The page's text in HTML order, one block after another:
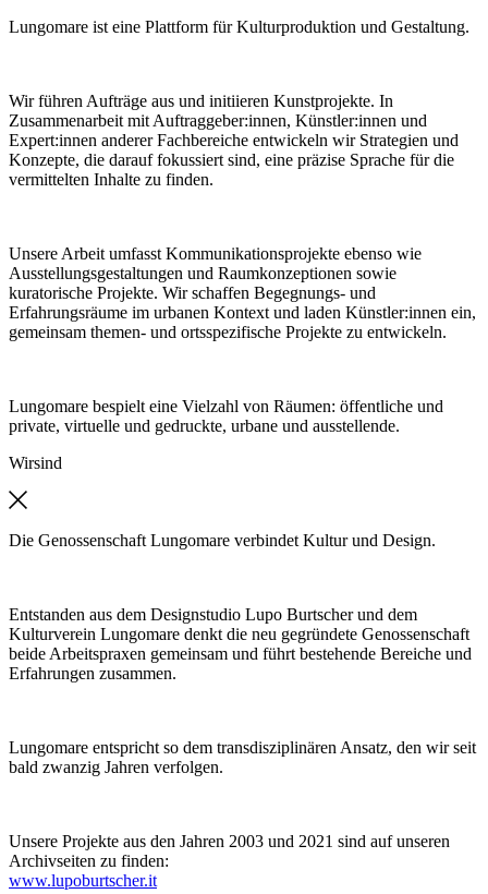
Lungomare ist eine Plattform für Kulturproduktion und Gestaltung.
Wir führen Aufträge aus und initiieren Kunstprojekte. In
Zusammenarbeit mit Auftraggeber:innen, Künstler:innen und
Expert:innen anderer Fachbereiche entwickeln wir Strategien und
Konzepte, die darauf fokussiert sind, eine präzise Sprache für die
vermittelten Inhalte zu finden.
Unsere Arbeit umfasst Kommunikationsprojekte ebenso wie
Ausstellungsgestaltungen und Raumkonzeptionen sowie
kuratorische Projekte. Wir schaffen Begegnungs- und
Erfahrungsräume im urbanen Kontext und laden Künstler:innen ein,
gemeinsam themen- und ortsspezifische Projekte zu entwickeln.
Lungomare bespielt eine Vielzahl von Räumen: öffentliche und
private, virtuelle und gedruckte, urbane und ausstellende.
Wirsind
Die Genossenschaft Lungomare verbindet Kultur und Design.
Entstanden aus dem Designstudio Lupo Burtscher und dem
Kulturverein Lungomare denkt die neu gegründete Genossenschaft
beide Arbeitspraxen gemeinsam und führt bestehende Bereiche und
Erfahrungen zusammen.
Lungomare entspricht so dem transdisziplinären Ansatz, den wir seit
bald zwanzig Jahren verfolgen.
Unsere Projekte aus den Jahren 2003 und 2021 sind auf unseren
Archivseiten zu finden:
www.lupoburtscher.it